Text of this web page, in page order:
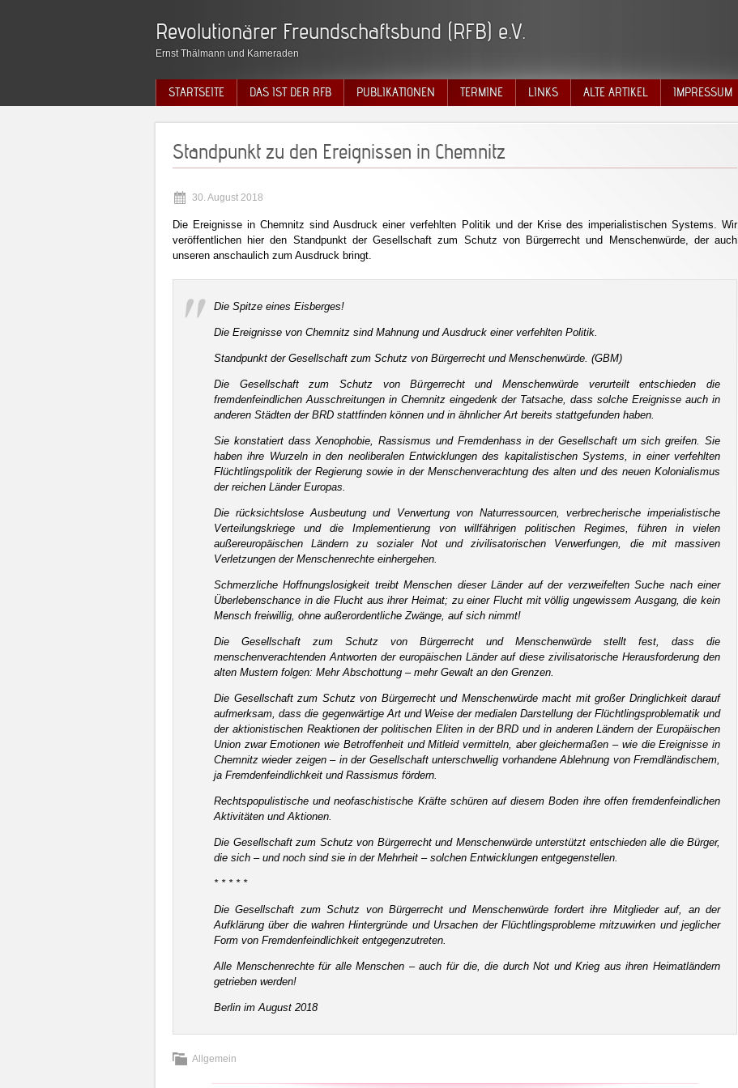
Revolutionärer Freundschaftsbund (RFB) e.V.
Ernst Thälmann und Kameraden
STARTSEITE DAS IST DER RFB PUBLIKATIONEN TERMINE LINKS ALTE ARTIKEL IMPRESSUM
Standpunkt zu den Ereignissen in Chemnitz
30. August 2018
Die Ereignisse in Chemnitz sind Ausdruck einer verfehlten Politik und der Krise des imperialistischen Systems. Wir
veröffentlichen hier den Standpunkt der Gesellschaft zum Schutz von Bürgerrecht und Menschenwürde, der auch
unseren anschaulich zum Ausdruck bringt.
Die Spitze eines Eisberges!
Die Ereignisse von Chemnitz sind Mahnung und Ausdruck einer verfehlten Politik.
Standpunkt der Gesellschaft zum Schutz von Bürgerrecht und Menschenwürde. (GBM)
Die Gesellschaft zum Schutz von Bürgerrecht und Menschenwürde verurteilt entschieden die
fremdenfeindlichen Ausschreitungen in Chemnitz eingedenk der Tatsache, dass solche Ereignisse auch in
anderen Städten der BRD stattfinden können und in ähnlicher Art bereits stattgefunden haben.
Sie konstatiert dass Xenophobie, Rassismus und Fremdenhass in der Gesellschaft um sich greifen. Sie
haben ihre Wurzeln in den neoliberalen Entwicklungen des kapitalistischen Systems, in einer verfehlten
Flüchtlingspolitik der Regierung sowie in der Menschenverachtung des alten und des neuen Kolonialismus
der reichen Länder Europas.
Die rücksichtslose Ausbeutung und Verwertung von Naturressourcen, verbrecherische imperialistische
Verteilungskriege und die Implementierung von willfährigen politischen Regimes, führen in vielen
außereuropäischen Ländern zu sozialer Not und zivilisatorischen Verwerfungen, die mit massiven
Verletzungen der Menschenrechte einhergehen.
Schmerzliche Hoffnungslosigkeit treibt Menschen dieser Länder auf der verzweifelten Suche nach einer
Überlebenschance in die Flucht aus ihrer Heimat; zu einer Flucht mit völlig ungewissem Ausgang, die kein
Mensch freiwillig, ohne außerordentliche Zwänge, auf sich nimmt!
Die Gesellschaft zum Schutz von Bürgerrecht und Menschenwürde stellt fest, dass die
menschenverachtenden Antworten der europäischen Länder auf diese zivilisatorische Herausforderung den
alten Mustern folgen: Mehr Abschottung – mehr Gewalt an den Grenzen.
Die Gesellschaft zum Schutz von Bürgerrecht und Menschenwürde macht mit großer Dringlichkeit darauf
aufmerksam, dass die gegenwärtige Art und Weise der medialen Darstellung der Flüchtlingsproblematik und
der aktionistischen Reaktionen der politischen Eliten in der BRD und in anderen Ländern der Europäischen
Union zwar Emotionen wie Betroffenheit und Mitleid vermitteln, aber gleichermaßen – wie die Ereignisse in
Chemnitz wieder zeigen – in der Gesellschaft unterschwellig vorhandene Ablehnung von Fremdländischem,
ja Fremdenfeindlichkeit und Rassismus fördern.
Rechtspopulistische und neofaschistische Kräfte schüren auf diesem Boden ihre offen fremdenfeindlichen
Aktivitäten und Aktionen.
Die Gesellschaft zum Schutz von Bürgerrecht und Menschenwürde unterstützt entschieden alle die Bürger,
die sich – und noch sind sie in der Mehrheit – solchen Entwicklungen entgegenstellen.
* * * * *
Die Gesellschaft zum Schutz von Bürgerrecht und Menschenwürde fordert ihre Mitglieder auf, an der
Aufklärung über die wahren Hintergründe und Ursachen der Flüchtlingsprobleme mitzuwirken und jeglicher
Form von Fremdenfeindlichkeit entgegenzutreten.
Alle Menschenrechte für alle Menschen – auch für die, die durch Not und Krieg aus ihren Heimatländern
getrieben werden!
Berlin im August 2018
Allgemein